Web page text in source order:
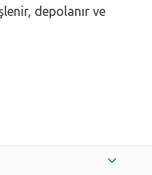
depolanır ve